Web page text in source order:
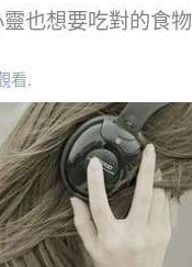
也想要吃對的食物
看.